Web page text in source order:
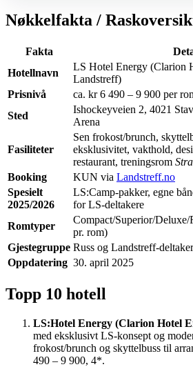
Nøkkelfakta /
Fakta
Hotellnavn
LS Hotel Energy (Clarion
Landstreff)
Prisnivå
ca. kr 6 490 – 9 900 per
Sted
Ishockeyveien 2, 4021
Arena
Fasiliteter
Sen frokost/brunch,
eksklusivitet, vakthold,
restaurant, treningsrom
Booking
KUN via Landstreff.no
Spesielt
2025/2026
LS:Camp-pakker, egne
for LS-deltakere
Romtyper
Compact/Superior/
pr. rom)
Gjestegruppe Russ og Landstreff-
Oppdatering 30. april 2025
Topp 10 hotell
LS:Hotel Energy (Clarion Hotel
med eksklusivt LS-konsept og
frokost/brunch og skyttelbuss til
490 – 9 900, 4*.